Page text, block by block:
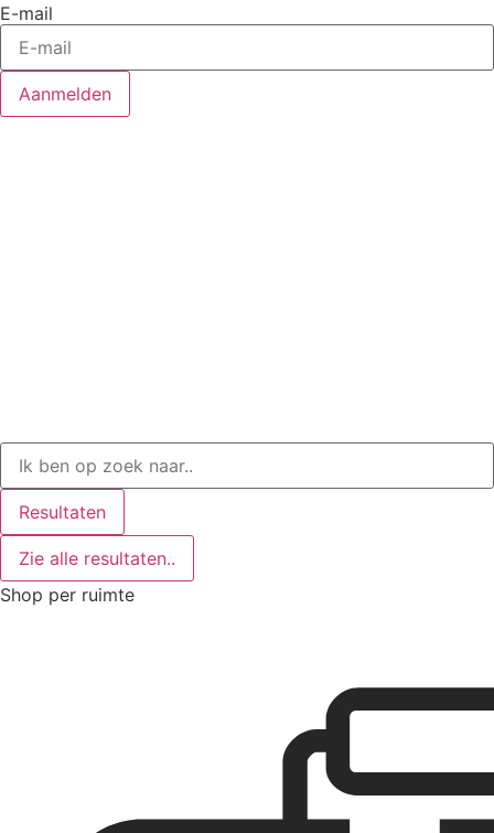
E-mail
Aanmelden
Search
Resultaten
Zie alle resultaten..
Shop per ruimte